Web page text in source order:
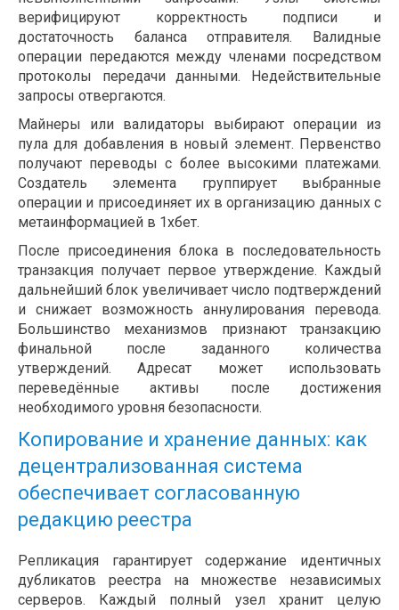
верифицируют корректность подписи и
достаточность баланса отправителя. Валидные
операции передаются между членами посредством
протоколы передачи данными. Недействительные
запросы отвергаются.
Майнеры или валидаторы выбирают операции из
пула для добавления в новый элемент. Первенство
получают переводы с более высокими платежами.
Создатель элемента группирует выбранные
операции и присоединяет их в организацию данных с
метаинформацией в 1хбет.
После присоединения блока в последовательность
транзакция получает первое утверждение. Каждый
дальнейший блок увеличивает число подтверждений
и снижает возможность аннулирования перевода.
Большинство механизмов признают транзакцию
финальной после заданного количества
утверждений. Адресат может использовать
переведённые активы после достижения
необходимого уровня безопасности.
Копирование и хранение данных: как
децентрализованная система
обеспечивает согласованную
редакцию реестра
Репликация гарантирует содержание идентичных
дубликатов реестра на множестве независимых
серверов. Каждый полный узел хранит целую